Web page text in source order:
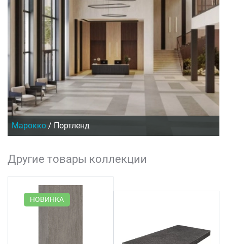
Марокко / Портленд
Другие товары коллекции
НОВИНКА